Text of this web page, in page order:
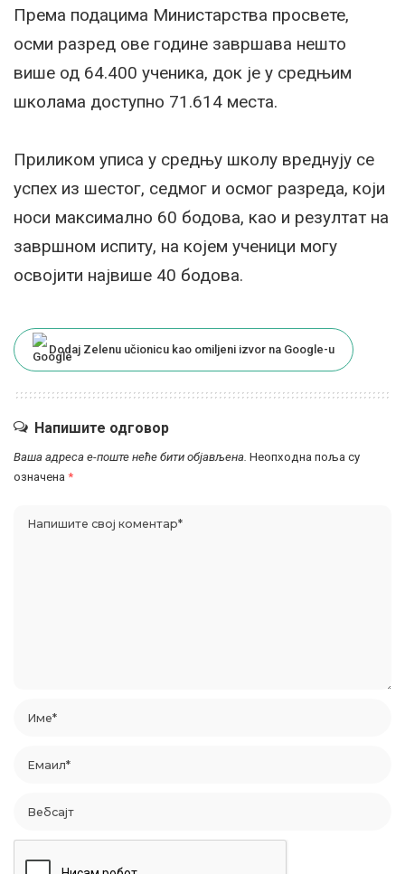
Према подацима Министарства просвете,
осми разред ове године завршава нешто
више од 64.400 ученика, док је у средњим
школама доступно 71.614 места.
Приликом уписа у средњу школу вреднују се
успех из шестог, седмог и осмог разреда, који
носи максимално 60 бодова, као и резултат на
завршном испиту, на којем ученици могу
освојити највише 40 бодова.
Dodaj Zelenu učionicu kao omiljeni izvor na Google-u
Напишите одговор
Ваша адреса е-поште неће бити објављена. Неопходна поља су
означена *